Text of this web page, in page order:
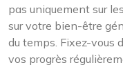
pas uniquement sur
sur votre bien-être
du temps. Fixez-vous
vos progrès